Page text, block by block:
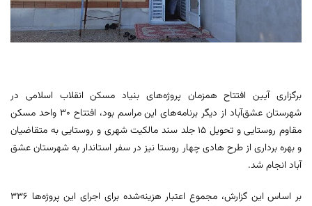
برگزاری آیین افتتاح همزمان پروژه‌های بنیاد مسکن انقلاب اسلامی در
شهرستان عشق‌آباد از دیگر برنامه‌های این مراسم بود، افتتاح ۳۰ واحد مسکن
مقاوم روستایی و تحویل ۱۵ جلد سند مالکیت شهری و روستایی به متقاضیان
و بهره برداری از طرح هادی چهار روستا نیز در سفر استاندار به شهرستان عشق
آباد انجام شد.
بر اساس این گزارش، مجموع اعتبار هزینه‌شده برای اجرای این پروژه‌ها ۳۳۶